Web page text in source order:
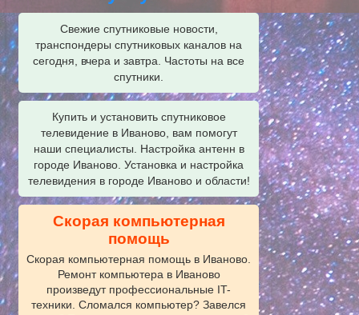
Свежие спутниковые новости,
транспондеры спутниковых каналов на
сегодня, вчера и завтра. Частоты на все
спутники.
Купить и установить спутниковое
телевидение в Иваново, вам помогут
наши специалисты. Настройка антенн в
городе Иваново. Установка и настройка
телевидения в городе Иваново и области!
Скорая компьютерная
помощь
Скорая компьютерная помощь в Иваново.
Ремонт компьютера в Иваново
произведут профессиональные IT-
техники. Сломался компьютер? Завелся